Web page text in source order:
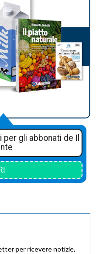
gli abbonati de Il
per ricevere notizie,